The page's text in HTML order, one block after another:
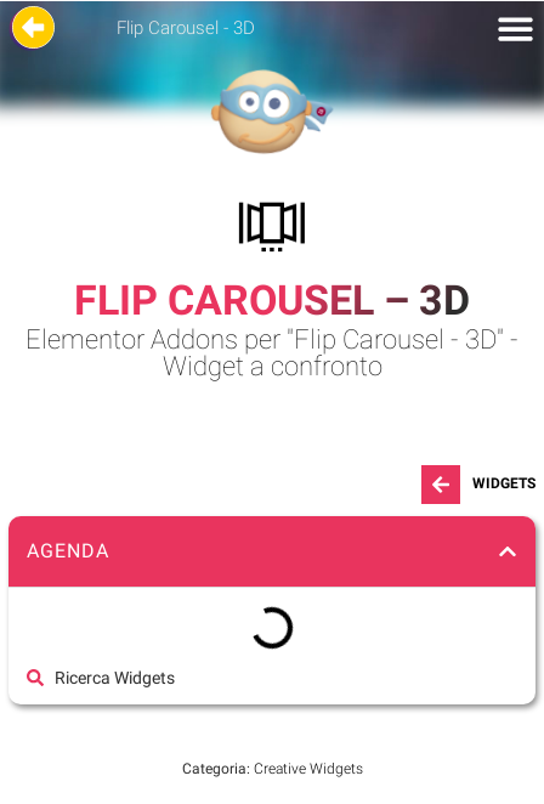
Flip Carousel - 3D
FLIP CAROUSEL – 3D
Elementor Addons per "Flip Carousel - 3D" -
Widget a confronto
WIDGETS
AGENDA
Ricerca Widgets
Categoria: Creative Widgets